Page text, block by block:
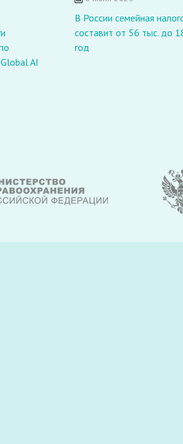
AI
В России семейная
составит от 56 тыс. до
год